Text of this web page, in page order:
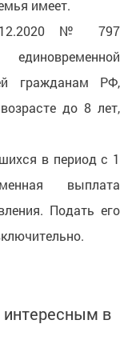
имеет.
№ 797
гражданам РФ,
до 8 лет,
в период с 1
выплата
Подать его
в